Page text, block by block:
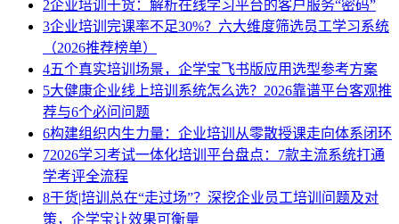
2企业培训干货：解析在线学习平台的客户服务“密码”
3企业培训完课率不足30%？六大维度筛选员工学习系统
（2026推荐榜单）
4五个真实培训场景，企学宝飞书版应用选型参考方案
5大健康企业线上培训系统怎么选？2026靠谱平台客观推
荐与6个必问问题
6构建组织内生力量：企业培训从零散授课走向体系闭环
72026学习考试一体化培训平台盘点：7款主流系统打通
学考评全流程
8干货|培训总在“走过场”？深挖企业员工培训问题及对
策，企学宝让效果可衡量